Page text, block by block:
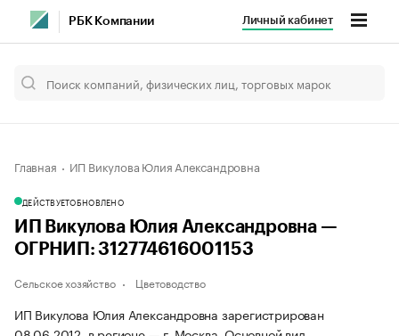
РБК Компании Личный кабинет
Главная ИП Викулова Юлия Александровна
ДЕЙСТВУЕТОБНОВЛЕНО
ИП Викулова Юлия Александровна —
ОГРНИП: 312774616001153
Сельское хозяйство Цветоводство
ИП Викулова Юлия Александровна зарегистрирован